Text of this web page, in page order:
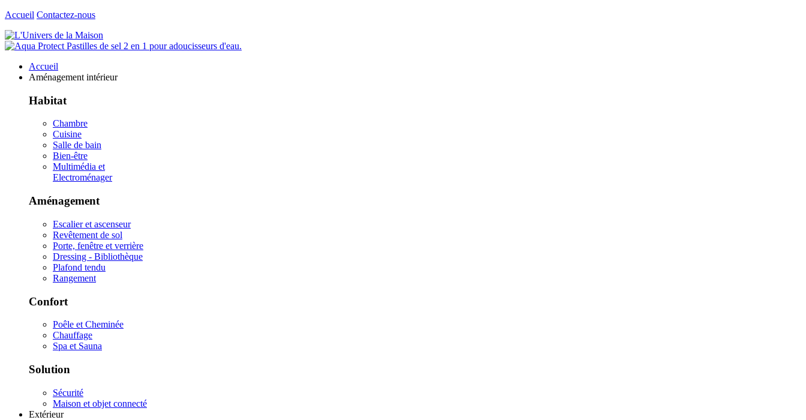
Accueil Contactez-nous
Accueil
Aménagement intérieur
Habitat
Chambre
Cuisine
Salle de bain
Bien-être
Multimédia et
Electroménager
Aménagement
Escalier et ascenseur
Revêtement de sol
Porte, fenêtre et verrière
Dressing - Bibliothèque
Plafond tendu
Rangement
Confort
Poêle et Cheminée
Chauffage
Spa et Sauna
Solution
Sécurité
Maison et objet connecté
Extérieur